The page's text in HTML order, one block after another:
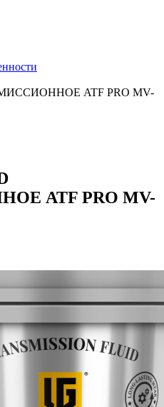
ATF PRO MV-
ATF PRO MV-